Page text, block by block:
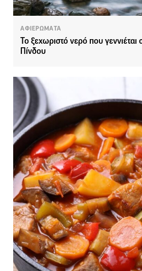
ΑΦΙΕΡΩΜΑΤΑ
Το ξεχωριστό νερό που γεννιέται
Πίνδου